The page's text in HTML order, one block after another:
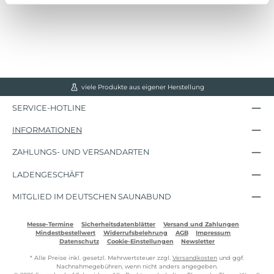
viele Produkte aus eigener Herstellung
SERVICE-HOTLINE
INFORMATIONEN
ZAHLUNGS- UND VERSANDARTEN
LADENGESCHÄFT
MITGLIED IM DEUTSCHEN SAUNABUND
Messe-Termine Sicherheitsdatenblätter
Versand und Zahlungen
Mindestbestellwert
Widerrufsbelehrung AGB
Impressum
Datenschutz
Cookie-Einstellungen Newsletter
* Alle Preise inkl. gesetzl. Mehrwertsteuer zzgl. Versandkosten und ggf.
Nachnahmegebühren, wenn nicht anders angegeben.